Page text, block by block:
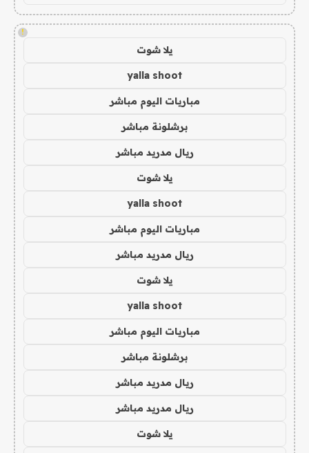
!
يلا شوت
yalla shoot
مباريات اليوم مباشر
برشلونة مباشر
ريال مدريد مباشر
يلا شوت
yalla shoot
مباريات اليوم مباشر
ريال مدريد مباشر
يلا شوت
yalla shoot
مباريات اليوم مباشر
برشلونة مباشر
ريال مدريد مباشر
ريال مدريد مباشر
يلا شوت